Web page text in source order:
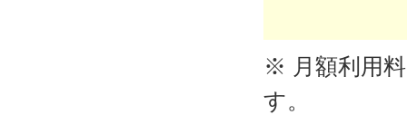
※ 月額利用
す。